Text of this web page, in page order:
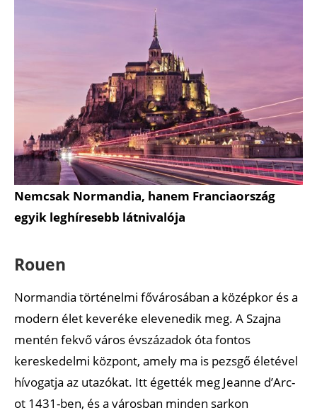
Nemcsak Normandia, hanem Franciaország
egyik leghíresebb látnivalója
Rouen
Normandia történelmi fővárosában a középkor és a
modern élet keveréke elevenedik meg. A Szajna
mentén fekvő város évszázadok óta fontos
kereskedelmi központ, amely ma is pezsgő életével
hívogatja az utazókat. Itt égették meg Jeanne d’Arc-
ot 1431-ben, és a városban minden sarkon